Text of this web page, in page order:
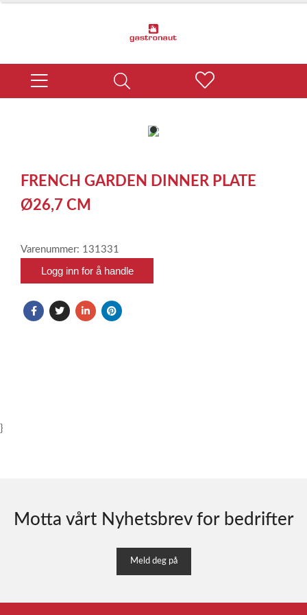
item
of
1
FRENCH GARDEN DINNER PLATE
Ø26,7 CM
Varenummer: 131331
Logg inn for å handle
}
Motta vårt Nyhetsbrev for bedrifter
Meld deg på